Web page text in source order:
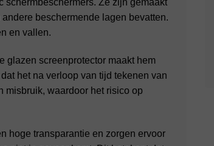
schermbeschermers. Ze zijn gemaakt
beschermende lagen bevatten.
en vallen.
glazen screenprotector maakt hem
het na verloop van tijd tekenen van
misbruik, waardoor het risico op
hoge transparantie en zorgen ervoor